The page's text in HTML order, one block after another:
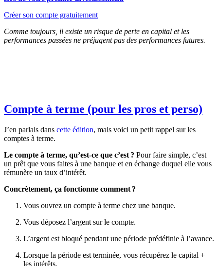
Créer son compte gratuitement
Comme toujours, il existe un risque de perte en capital et les
performances passées ne préjugent pas des performances futures.
Compte à terme (pour les pros et perso)
J’en parlais dans cette édition, mais voici un petit rappel sur les
comptes à terme.
Le compte à terme, qu’est-ce que c’est ? Pour faire simple, c’est
un prêt que vous faites à une banque et en échange duquel elle vous
rémunère un taux d’intérêt.
Concrètement, ça fonctionne comment ?
Vous ouvrez un compte à terme chez une banque.
Vous déposez l’argent sur le compte.
L’argent est bloqué pendant une période prédéfinie à l’avance.
Lorsque la période est terminée, vous récupérez le capital +
les intérêts.